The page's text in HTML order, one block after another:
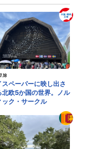
スペーパーに映し出さ
北欧5か国の世界。ノル
ック・サークル